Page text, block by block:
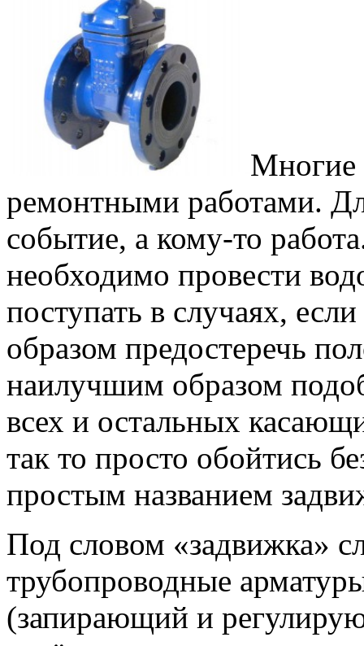
Многие
ремонтными работами.
событие, а кому-то
необходимо провести
поступать в случаях,
образом предостеречь
наилучшим образом
всех и остальных
так то просто обойтись
простым названием
Под словом «задвижка»
трубопроводные
(запирающий и